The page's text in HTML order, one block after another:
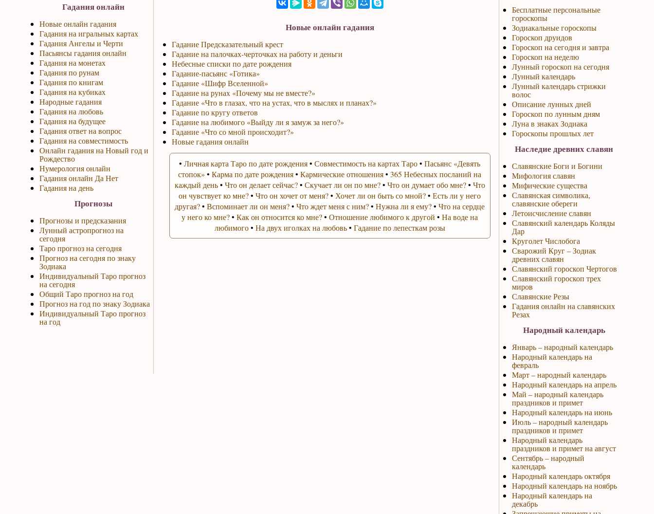
Гадания онлайн
Новые онлайн гадания
Гадания на игральных картах
Гадания Ангелы и Черти
Пасьянсы гадания онлайн
Гадания на монетах
Гадания по рунам
Гадания по книгам
Гадания на кубиках
Народные гадания
Гадания на любовь
Гадания на будущее
Гадания ответ на вопрос
Гадания на совместимость
Онлайн гадания на Новый год и
Рождество
Нумерология онлайн
Гадания онлайн Да Нет
Гадания на день
Прогнозы
Прогнозы и предсказания
Лунный астропрогноз на
сегодня
Таро прогноз на сегодня
Прогноз на сегодня по знаку
Зодиака
Индивидуальный Таро прогноз
на сегодня
Общий Таро прогноз на год
Прогноз на год по знаку Зодиака
Индивидуальный Таро прогноз
на год
Новые онлайн гадания
Гадание Предсказательный крест
Гадание на палочках-черточках на работу и деньги
Небесные списки по дате рождения
Гадание-пасьянс «Готика»
Гадание «Шифр Вселенной»
Гадание на рунах «Почему мы не вместе?»
Гадание «Что в глазах, что на устах, что в мыслях и планах?»
Гадание по кругу ответов
Гадание на любимого «Выйду ли я замуж за него?»
Гадание «Что со мной происходит?»
Новые гадания онлайн
• Личная карта Таро по дате рождения• Совместимость на картах Таро• Пасьянс «Девять
стопок» • Карма по дате рождения• Кармические отношения• 365 Небесных посланий на
каждый день• Что он делает сейчас?• Скучает ли он по мне?• Что он думает обо мне?• Что
он чувствует ко мне?• Что он хочет от меня?• Хочет ли он быть со мной?• Есть ли у него
другая?• Вспоминает ли он меня?• Что ждет меня с ним?• Нужна ли я ему?• Что на сердце
у него ко мне?• Как он относится ко мне?• Отношение любимого к другой • На воде на
любимого• На двух иголках на любовь• Гадание по лепесткам розы
Бесплатные персональные
гороскопы
Зодиакальные гороскопы
Гороскоп друидов
Гороскоп на сегодня и завтра
Гороскоп на неделю
Лунный гороскоп на сегодня
Лунный календарь
Лунный календарь стрижки
волос
Описание лунных дней
Гороскоп по лунным дням
Луна в знаках Зодиака
Гороскопы прошлых лет
Наследие древних славян
Славянские Боги и Богини
Мифология славян
Мифические существа
Славянская символика,
славянские обереги
Летоисчисление славян
Славянский календарь Коляды
Дар
Круголет Числобога
Сварожий Круг – Зодиак
древних славян
Славянский гороскоп Чертогов
Славянский гороскоп трех
миров
Славянские Резы
Гадания онлайн на славянских
Резах
Народный календарь
Январь – народный календарь
Народный календарь на
февраль
Март – народный календарь
Народный календарь на апрель
Май – народный календарь
праздников и примет
Народный календарь на июнь
Июль – народный календарь
праздников и примет
Народный календарь
праздников и примет на август
Сентябрь – народный
календарь
Народный календарь октября
Народный календарь на ноябрь
Народный календарь на
декабрь